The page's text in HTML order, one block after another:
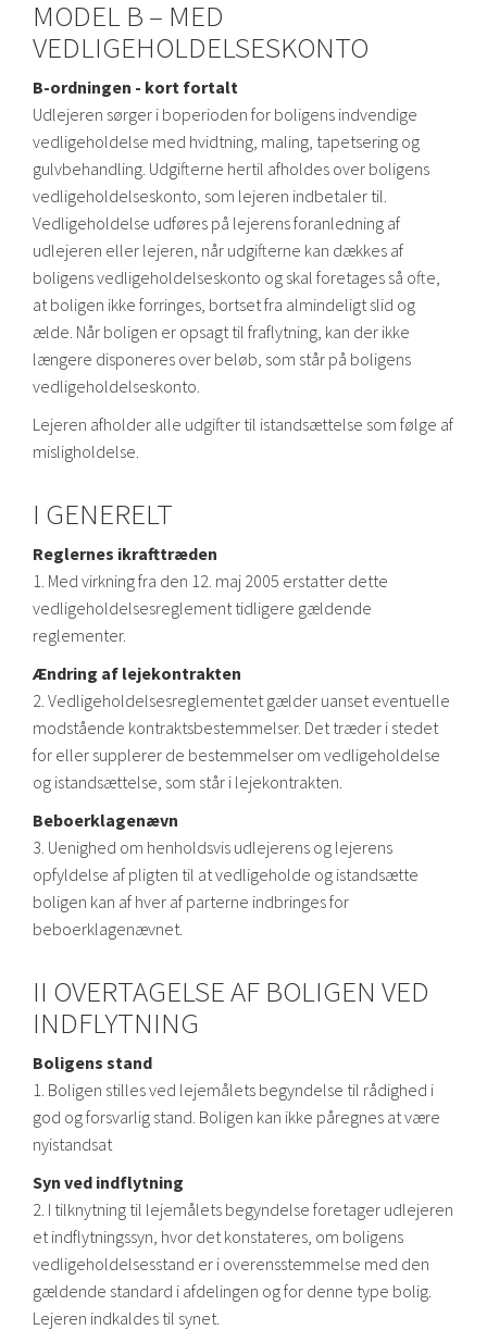
MODEL B – MED
VEDLIGEHOLDELSESKONTO
B-ordningen - kort fortalt
Udlejeren sørger i boperioden for boligens indvendige
vedligeholdelse med hvidtning, maling, tapetsering og
gulvbehandling. Udgifterne hertil afholdes over boligens
vedligeholdelseskonto, som lejeren indbetaler til.
Vedligeholdelse udføres på lejerens foranledning af
udlejeren eller lejeren, når udgifterne kan dækkes af
boligens vedligeholdelseskonto og skal foretages så ofte,
at boligen ikke forringes, bortset fra almindeligt slid og
ælde. Når boligen er opsagt til fraflytning, kan der ikke
længere disponeres over beløb, som står på boligens
vedligeholdelseskonto.
Lejeren afholder alle udgifter til istandsættelse som følge af
misligholdelse.
I GENERELT
Reglernes ikrafttræden
1. Med virkning fra den 12. maj 2005 erstatter dette
vedligeholdelsesreglement tidligere gældende
reglementer.
Ændring af lejekontrakten
2. Vedligeholdelsesreglementet gælder uanset eventuelle
modstående kontraktsbestemmelser. Det træder i stedet
for eller supplerer de bestemmelser om vedligeholdelse
og istandsættelse, som står i lejekontrakten.
Beboerklagenævn
3. Uenighed om henholdsvis udlejerens og lejerens
opfyldelse af pligten til at vedligeholde og istandsætte
boligen kan af hver af parterne indbringes for
beboerklagenævnet.
II OVERTAGELSE AF BOLIGEN VED
INDFLYTNING
Boligens stand
1. Boligen stilles ved lejemålets begyndelse til rådighed i
god og forsvarlig stand. Boligen kan ikke påregnes at være
nyistandsat
Syn ved indflytning
2. I tilknytning til lejemålets begyndelse foretager udlejeren
et indflytningssyn, hvor det konstateres, om boligens
vedligeholdelsesstand er i overensstemmelse med den
gældende standard i afdelingen og for denne type bolig.
Lejeren indkaldes til synet.